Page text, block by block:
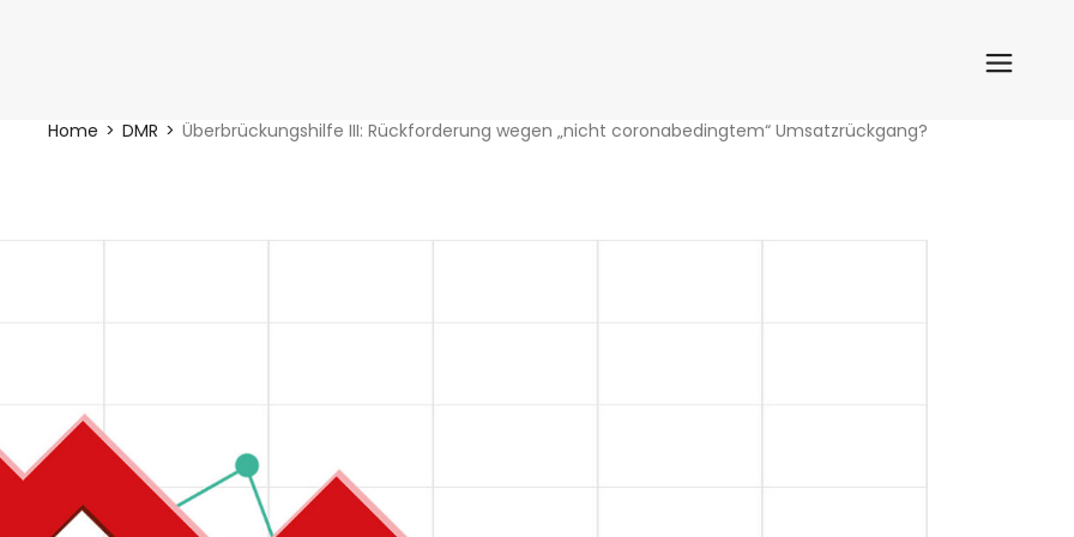
Home DMR Überbrückungshilfe III: Rückforderung wegen „nicht coronabedingtem“ Umsatzrückgang?